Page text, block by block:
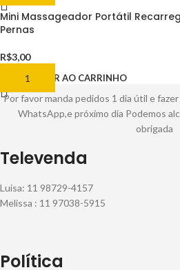
Mini Massageador Portátil
Pernas
R$3,00
ADICIONAR AO CARRINHO
Por favor manda pedidos 1 dia útil e
WhatsApp,e próximo dia Podemos
obrigada
Televenda
Luisa: 11 98729-4157
Melissa : 11 97038-5915
Política